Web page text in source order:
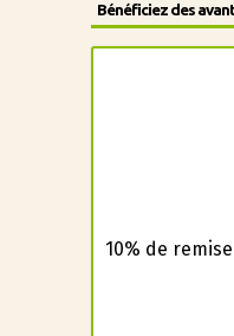
Bénéficiez des
10% de